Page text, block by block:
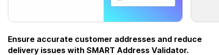
Ensure accurate customer addresses and reduce
delivery issues with SMART Address Validator.